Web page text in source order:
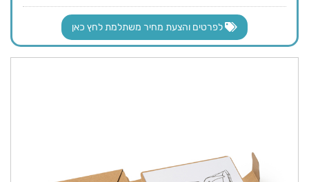
לפרטים והצעת מחיר משתלמת לחץ כאן